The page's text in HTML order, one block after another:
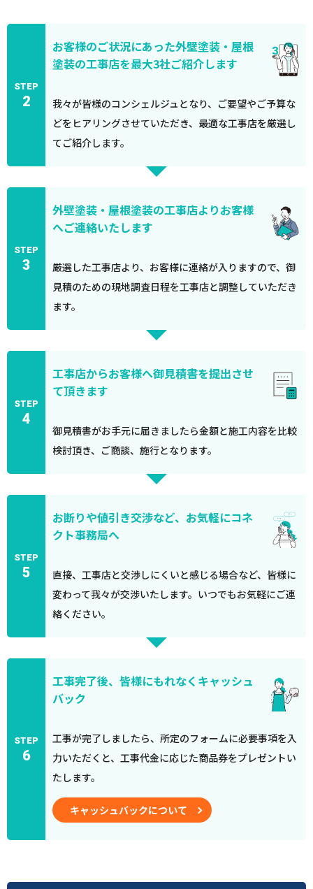
STEP
2
お客様のご状況にあった外壁塗装・屋根
塗装の工事店を最大3社ご紹介します
我々が皆様のコンシェルジュとなり、ご要望やご予算な
どをヒアリングさせていただき、最適な工事店を厳選し
てご紹介します。
STEP
3
外壁塗装・屋根塗装の工事店よりお客様
へご連絡いたします
厳選した工事店より、お客様に連絡が入りますので、御
見積のための現地調査日程を工事店と調整していただき
ます。
STEP
4
工事店からお客様へ御見積書を提出させ
て頂きます
御見積書がお手元に届きましたら金額と施工内容を比較
検討頂き、ご商談、施行となります。
STEP
5
お断りや値引き交渉など、お気軽にコネ
クト事務局へ
直接、工事店と交渉しにくいと感じる場合など、皆様に
変わって我々が交渉いたします。いつでもお気軽にご連
絡ください。
STEP
6
工事完了後、皆様にもれなくキャッシュ
バック
工事が完了しましたら、所定のフォームに必要事項を入
力いただくと、工事代金に応じた商品券をプレゼントい
たします。
キャッシュバックについて